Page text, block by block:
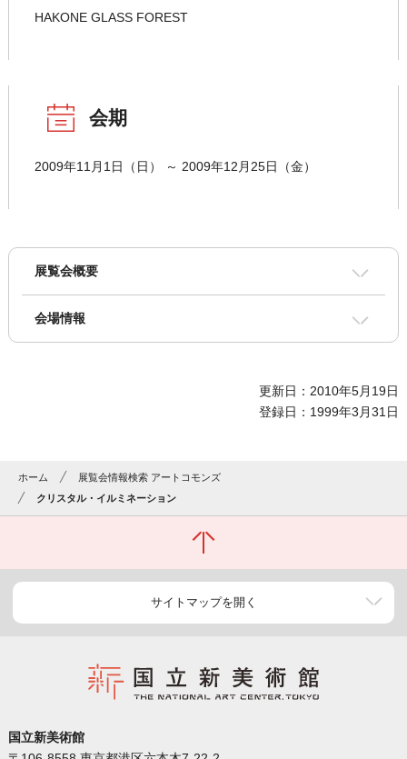
HAKONE GLASS FOREST
会期
2009年11月1日（日） ～ 2009年12月25日（金）
展覧会概要
会場情報
更新日：2010年5月19日
登録日：1999年3月31日
ホーム
展覧会情報検索 アートコモンズ
クリスタル・イルミネーション
サイトマップを開く
国立新美術館